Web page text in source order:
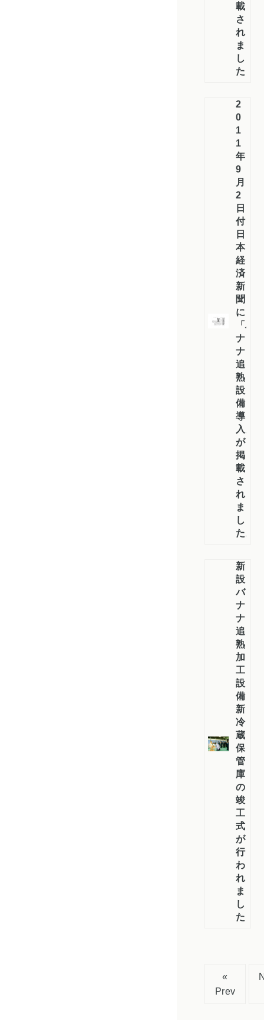
載
さ
れ
ま
し
た
2
0
1
1
年
9
月
2
日
付
日
本
経
済
新
聞
に
「バ
ナ
ナ
追
熟
設
備
導
入」
が
掲
載
さ
れ
ま
し
た。
新
設
バ
ナ
ナ
追
熟
加
工
設
備・
新
冷
蔵
保
管
庫
の
竣
工
式
が
行
わ
れ
ま
し
た
«
Prev